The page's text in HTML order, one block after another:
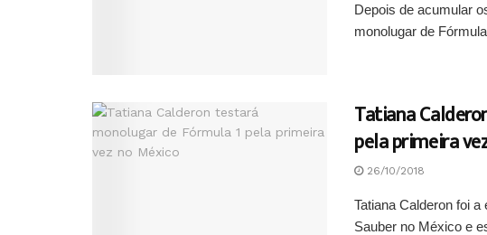
Depois de acumular
monolugar de
Tatiana
pela primeira
26/10/2018
Tatiana Calderon foi
Sauber no México e